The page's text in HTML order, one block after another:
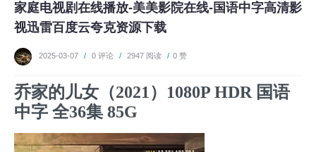
家庭电视剧在线播放-美美影院在线-国语中字高清影
视迅雷百度云夸克资源下载
2025-03-07 / 0 评论 / 2947 阅读 / 0 赞
乔家的儿女（2021）1080P HDR 国语
中字 全36集 85G